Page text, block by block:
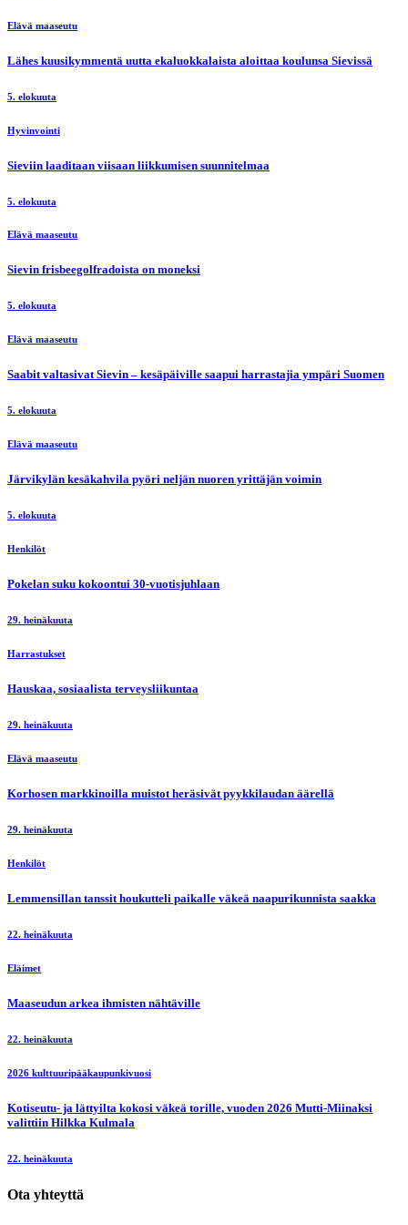
Elävä maaseutu
Lähes kuusikymmentä uutta ekaluokkalaista aloittaa koulunsa Sievissä
5. elokuuta
Hyvinvointi
Sieviin laaditaan viisaan liikkumisen suunnitelmaa
5. elokuuta
Elävä maaseutu
Sievin frisbeegolfradoista on moneksi
5. elokuuta
Elävä maaseutu
Saabit valtasivat Sievin – kesäpäiville saapui harrastajia ympäri Suomen
5. elokuuta
Elävä maaseutu
Järvikylän kesäkahvila pyöri neljän nuoren yrittäjän voimin
5. elokuuta
Henkilöt
Pokelan suku kokoontui 30-vuotisjuhlaan
29. heinäkuuta
Harrastukset
Hauskaa, sosiaalista terveysliikuntaa
29. heinäkuuta
Elävä maaseutu
Korhosen markkinoilla muistot heräsivät pyykkilaudan äärellä
29. heinäkuuta
Henkilöt
Lemmensillan tanssit houkutteli paikalle väkeä naapurikunnista saakka
22. heinäkuuta
Eläimet
Maaseudun arkea ihmisten nähtäville
22. heinäkuuta
2026 kulttuuripääkaupunkivuosi
Kotiseutu- ja lättyilta kokosi väkeä torille, vuoden 2026 Mutti-Miinaksi
valittiin Hilkka Kulmala
22. heinäkuuta
Ota yhteyttä